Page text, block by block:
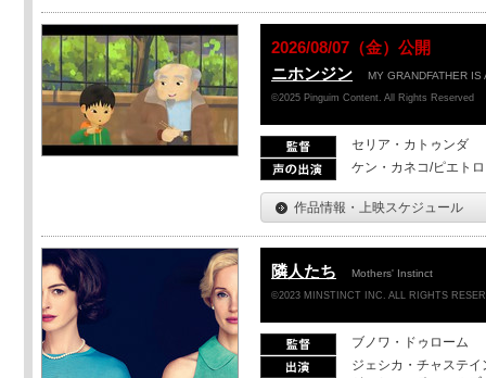
2026/08/07（金）公開
ニホンジン
MY GRANDFATHER IS
©2025 Pinguim Content. All Rights Reserved
セリア・カトゥンダ
ケン・カネコ/ピエト
作品情報・上映スケジュール
隣人たち Mothers' Instinct
©2023 MINSTINCT INC. ALL RIGHTS
ブノワ・ドゥローム
ジェシカ・チャステ